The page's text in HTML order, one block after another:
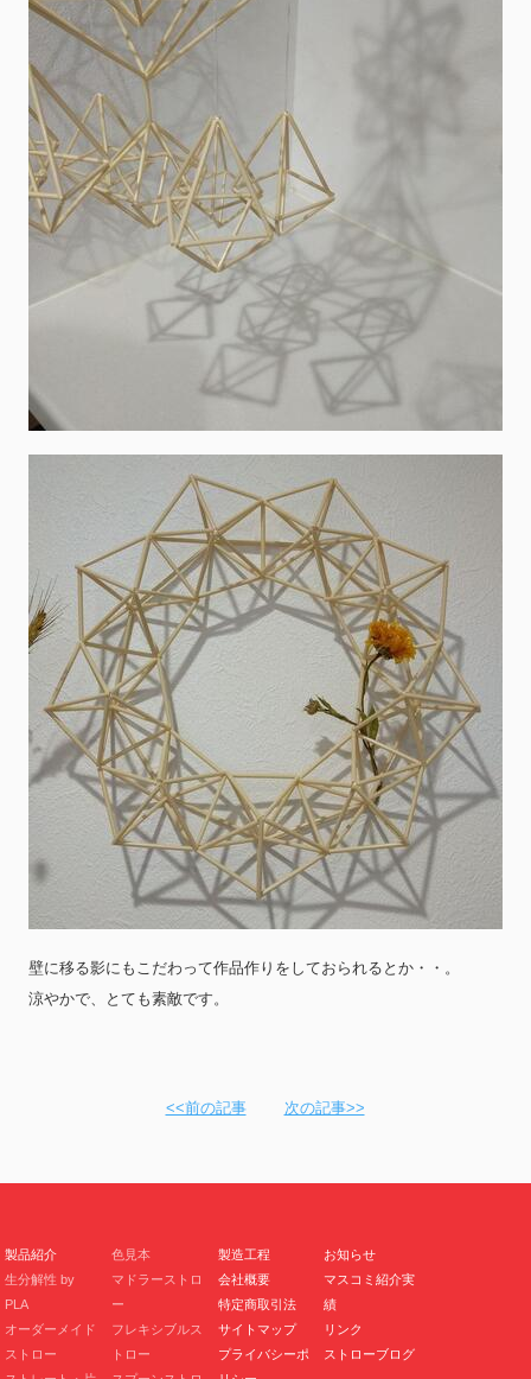
壁に移る影にもこだわって作品作りをしておられるとか・・。
涼やかで、とても素敵です。
<<前の記事 次の記事>>
製品紹介
生分解性 by
PLA
オーダーメイド
ストロー
色見本
マドラーストロ
ー
フレキシブルス
トロー
製造工程
会社概要
特定商取引法
サイトマップ
プライバシーポ
お知らせ
マスコミ紹介実
績
リンク
ストローブログ